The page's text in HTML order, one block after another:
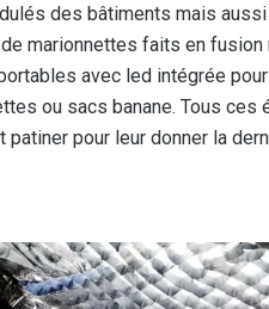
des bâtiments mais
marionnettes faits en
avec led intégrée
ou sacs banane. Tous
pour leur donner la